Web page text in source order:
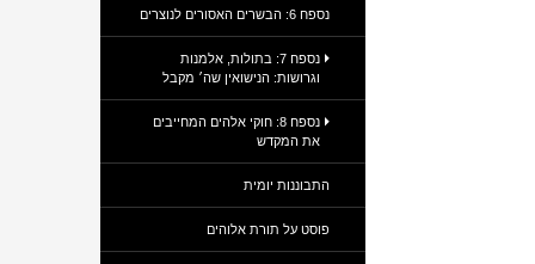
נספח 6: הבשרים האסורים לנוצרים
נספח 7: בתולות, אלמנות
וגרושות: הנישואין שה׳ מקבל
נספח 8: חוקי אלהים המחייבים
את המקדש
התבוננות יומית
פוסט על תורת אלוהים